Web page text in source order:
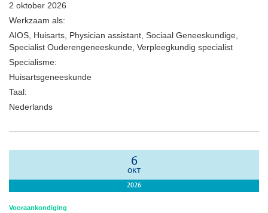
2 oktober 2026
Werkzaam als:
AIOS, Huisarts, Physician assistant, Sociaal Geneeskundige,
Specialist Ouderengeneeskunde, Verpleegkundig specialist
Specialisme:
Huisartsgeneeskunde
Taal:
Nederlands
6
OKT
2026
Vooraankondiging